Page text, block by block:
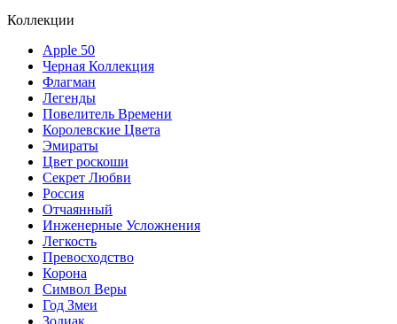
Коллекции
Apple 50
Черная Коллекция
Флагман
Легенды
Повелитель Времени
Королевские Цвета
Эмираты
Цвет роскоши
Секрет Любви
Россия
Отчаянный
Инженерные Усложнения
Легкость
Превосходство
Корона
Символ Веры
Год Змеи